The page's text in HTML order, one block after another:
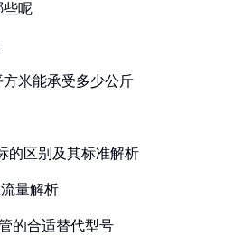
些呢
米能承受多少公斤
的区别及其标准解析
量解析
的合适替代型号